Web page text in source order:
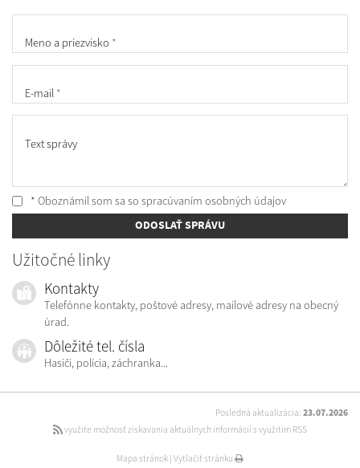
Meno a priezvisko *
E-mail *
Text správy
* Oboznámil som sa so spracúvaním osobných údajov
ODOSLAŤ SPRÁVU
Užitočné linky
Kontakty
Telefónne kontakty, poštové adresy, mailové adresy na obecný
úrad.
Dôležité tel. čísla
Hasiči, polícia, záchranka...
Posledná aktualizácia: 23.07.2026
využite možnosť získavania aktuálnych informácií s využitím RSS
Mapa stránok Vytlačiť stránku